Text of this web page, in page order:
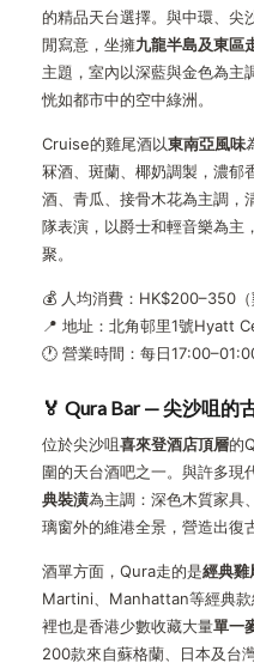
的精品天台選擇。與中環、
閒寫意，坐擁九龍半島及東區
主題，室內以深藍與金色為主
恍如都市中的空中綠洲。
Cruise的雞尾酒以東南亞風味
冧酒、斑蘭、椰奶調製，濃
酒、青瓜、接骨木花為主調，
隊表演，以爵士和輕音樂為主
聚。
💰 人均消費：HK$200–350（
📍 地址：北角邨里1號Hyatt
🕐 營業時間：每日
🏅 Qura Bar — 尖沙咀的
位於尖沙咀喜來登酒店頂層的
圍的天台酒吧之一。與許多現
典裝潢為主調：深色木質家具
璃窗外的維港全景，營造出復
酒單方面，Qura走的是經典雞
Martini、Manhattan等經典款
裡也是香港少數收藏大量單一
200款來自蘇格蘭、日本及台